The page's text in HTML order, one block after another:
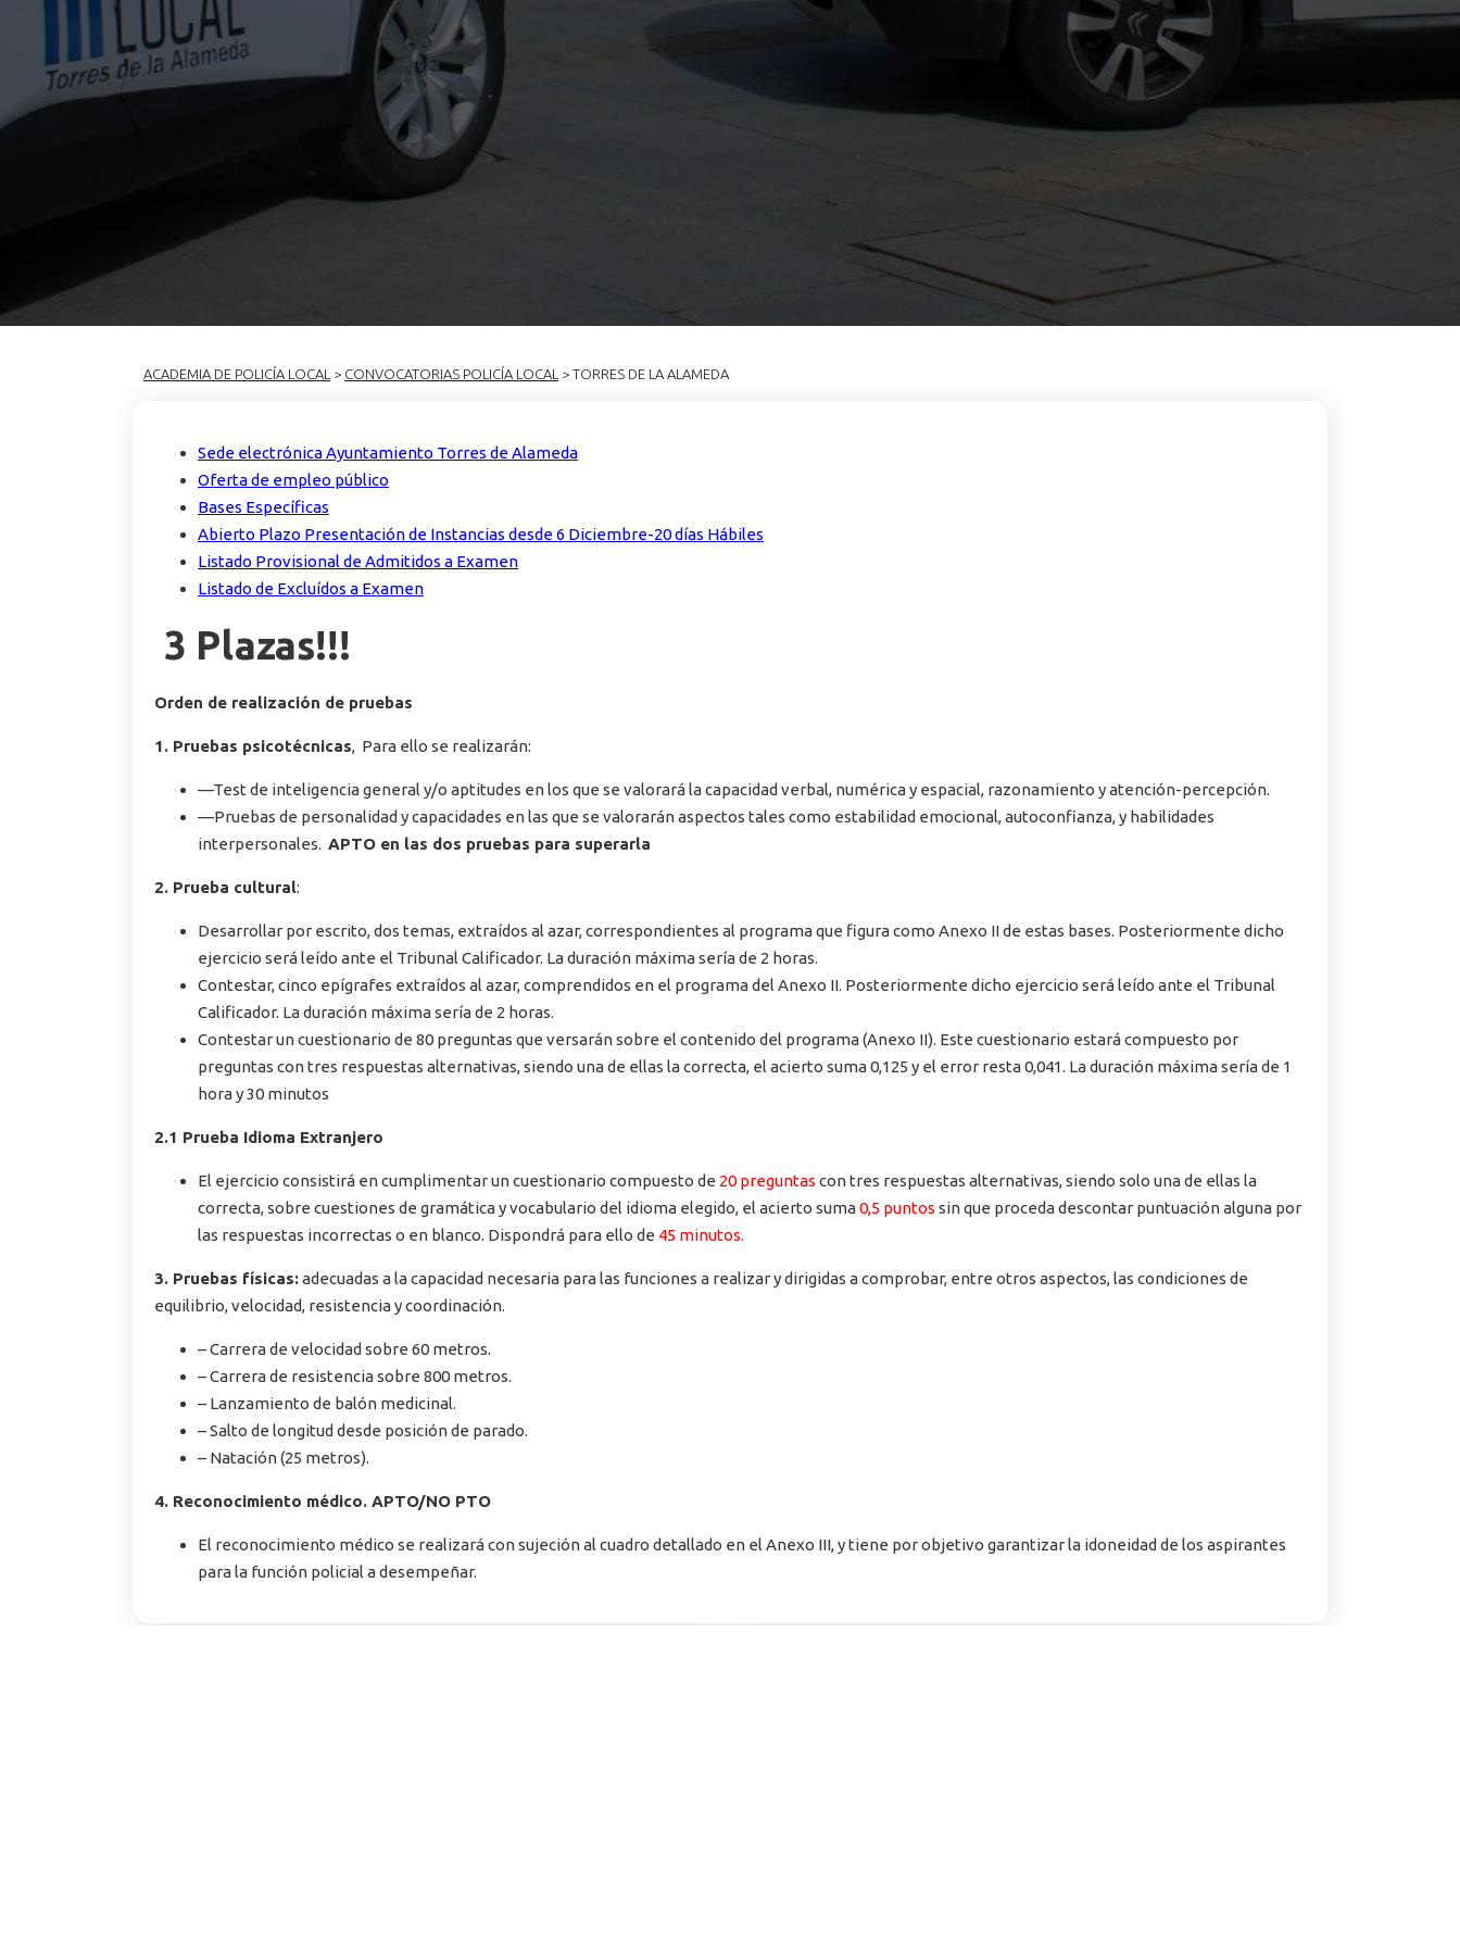
ACADEMIA DE POLICÍA LOCAL > CONVOCATORIAS POLICÍA LOCAL > TORRES DE LA ALAMEDA
Sede electrónica Ayuntamiento Torres de Alameda
Oferta de empleo público
Bases Específicas
Abierto Plazo Presentación de Instancias desde 6 Diciembre-20 días Hábiles
Listado Provisional de Admitidos a Examen
Listado de Excluídos a Examen
3 Plazas!!!
Orden de realización de pruebas
1. Pruebas psicotécnicas, Para ello se realizarán:
—Test de inteligencia general y/o aptitudes en los que se valorará la capacidad verbal, numérica y espacial, razonamiento y atención-percepción.
—Pruebas de personalidad y capacidades en las que se valorarán aspectos tales como estabilidad emocional, autoconfianza, y habilidades
interpersonales. APTO en las dos pruebas para superarla
2. Prueba cultural:
Desarrollar por escrito, dos temas, extraídos al azar, correspondientes al programa que figura como Anexo II de estas bases. Posteriormente dicho
ejercicio será leído ante el Tribunal Calificador. La duración máxima sería de 2 horas.
Contestar, cinco epígrafes extraídos al azar, comprendidos en el programa del Anexo II. Posteriormente dicho ejercicio será leído ante el Tribunal
Calificador. La duración máxima sería de 2 horas.
Contestar un cuestionario de 80 preguntas que versarán sobre el contenido del programa (Anexo II). Este cuestionario estará compuesto por
preguntas con tres respuestas alternativas, siendo una de ellas la correcta, el acierto suma 0,125 y el error resta 0,041. La duración máxima sería de 1
hora y 30 minutos
2.1 Prueba Idioma Extranjero
El ejercicio consistirá en cumplimentar un cuestionario compuesto de 20 preguntas con tres respuestas alternativas, siendo solo una de ellas la
correcta, sobre cuestiones de gramática y vocabulario del idioma elegido, el acierto suma0,5 puntos sin que proceda descontar puntuación alguna por
las respuestas incorrectas o en blanco. Dispondrá para ello de 45 minutos.
3. Pruebas físicas:adecuadas a la capacidad necesaria para las funciones a realizar y dirigidas a comprobar, entre otros aspectos, las condiciones de
equilibrio, velocidad, resistencia y coordinación.
– Carrera de velocidad sobre 60 metros.
– Carrera de resistencia sobre 800 metros.
– Lanzamiento de balón medicinal.
– Salto de longitud desde posición de parado.
– Natación (25 metros).
4. Reconocimiento médico. APTO/NO PTO
El reconocimiento médico se realizará con sujeción al cuadro detallado en el Anexo III, y tiene por objetivo garantizar la idoneidad de los aspirantes
para la función policial a desempeñar.